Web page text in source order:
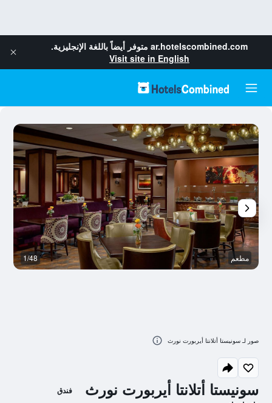
ar.hotelscombined.com متوفر أيضاً باللغة الإنجليزية.
Visit site in English
سونيستا أتلانتا أيربورت نورث فندق
مطعم 1/48
صور لـ سونيستا أتلانتا أيربورت نورث